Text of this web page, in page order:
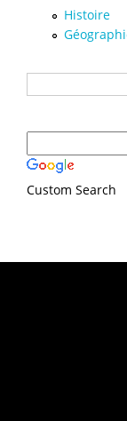
Histoire
Formulaire
Custom Search